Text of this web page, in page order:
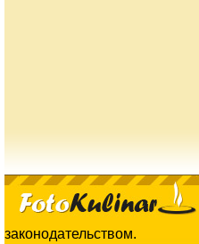
законодательством.